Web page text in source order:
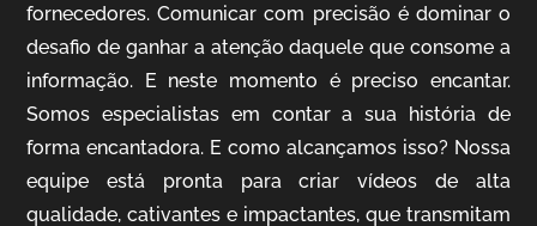
IQVIA
Cobertura de Eventos
fornecedores. Comunicar com precisão é dominar o
desafio de ganhar a atenção daquele que consome a
informação. E neste momento é preciso encantar.
Somos especialistas em contar a sua história de
forma encantadora. E como alcançamos isso? Nossa
equipe está pronta para criar vídeos de alta
qualidade, cativantes e impactantes, que transmitam